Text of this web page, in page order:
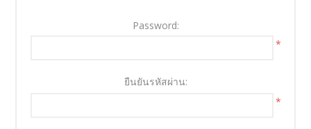
Password:
*
ยืนยันรหัสผ่าน:
*